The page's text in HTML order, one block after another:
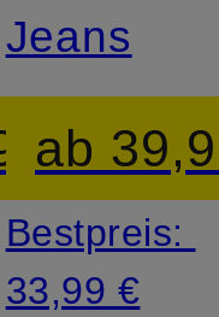
€
Jeans
ab
Bestpreis:
33,99 €